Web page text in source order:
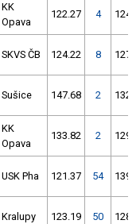
KK
Opava
122.27 4
SKVS ČB 124.22 8
Sušice 147.68 2
KK
Opava
133.82 2
USK Pha 121.37 54
Kralupy 123.19 50